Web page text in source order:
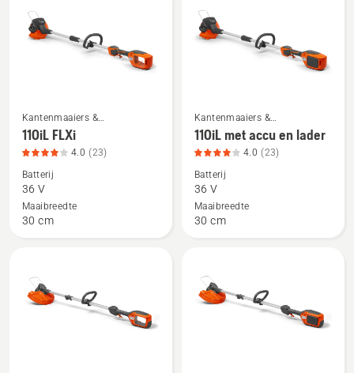
Bekijk
meer
details
over
110iL
FLXi,
Kantenmaaiers &
Grastrimmers
110iL FLXi
4.0 (23)
Batterij
36 V
Maaibreedte
30 cm
Bekijk
meer
details
over
110iL
met
lader,
productbeoordeling
Kantenmaaiers &
Grastrimmers
110iL met accu en lader
4.0 (23)
Batterij
36 V
Maaibreedte
30 cm